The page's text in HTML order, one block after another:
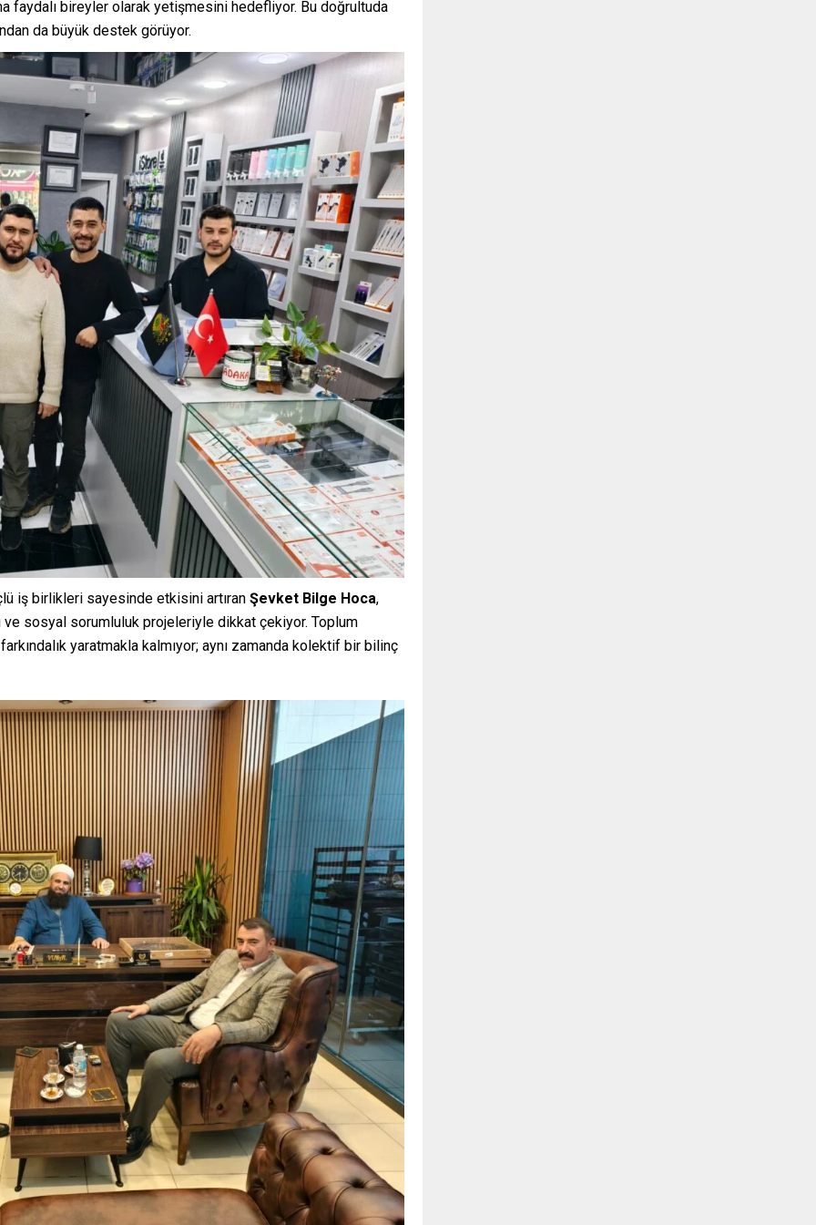
faydalı bireyler olarak yetişmesini hedefliyor. Bu doğrultuda
da büyük destek görüyor.
iş birlikleri sayesinde etkisini artıran Şevket Bilge Hoca,
sosyal sorumluluk projeleriyle dikkat çekiyor. Toplum
yaratmakla kalmıyor; aynı zamanda kolektif bir bilinç